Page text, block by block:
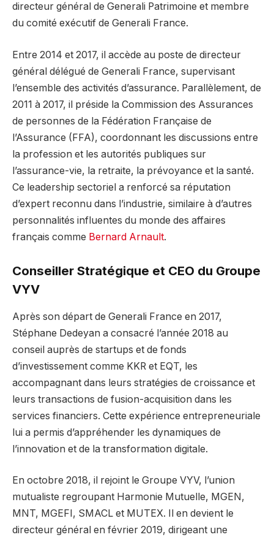
directeur général de Generali Patrimoine et membre
du comité exécutif de Generali France.
Entre 2014 et 2017, il accède au poste de directeur
général délégué de Generali France, supervisant
l’ensemble des activités d’assurance. Parallèlement, de
2011 à 2017, il préside la Commission des Assurances
de personnes de la Fédération Française de
l’Assurance (FFA), coordonnant les discussions entre
la profession et les autorités publiques sur
l’assurance-vie, la retraite, la prévoyance et la santé.
Ce leadership sectoriel a renforcé sa réputation
d’expert reconnu dans l’industrie, similaire à d’autres
personnalités influentes du monde des affaires
français comme Bernard Arnault.
Conseiller Stratégique et CEO du Groupe
VYV
Après son départ de Generali France en 2017,
Stéphane Dedeyan a consacré l’année 2018 au
conseil auprès de startups et de fonds
d’investissement comme KKR et EQT, les
accompagnant dans leurs stratégies de croissance et
leurs transactions de fusion-acquisition dans les
services financiers. Cette expérience entrepreneuriale
lui a permis d’appréhender les dynamiques de
l’innovation et de la transformation digitale.
En octobre 2018, il rejoint le Groupe VYV, l’union
mutualiste regroupant Harmonie Mutuelle, MGEN,
MNT, MGEFI, SMACL et MUTEX. Il en devient le
directeur général en février 2019, dirigeant une